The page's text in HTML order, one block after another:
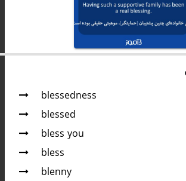
blessedness
blessed
bless you
bless
blenny